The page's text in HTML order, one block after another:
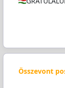
Összevont